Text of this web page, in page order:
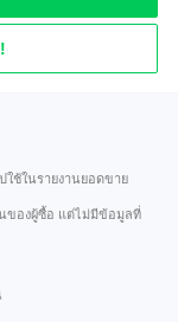
ใช้ในรายงานยอดขาย
ของผู้ซื้อ แต่ไม่มีข้อมูลที่